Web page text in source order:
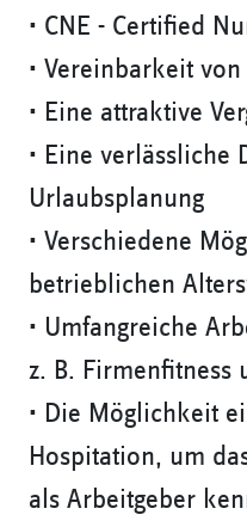
• CNE - Certified
• Vereinbarkeit
• Eine attraktive
• Eine verlässliche
Urlaubsplanung
• Verschiedene
betrieblichen
• Umfangreiche
z. B. Firmenfitness
• Die Möglichkeit
Hospitation, um
als Arbeitgeber